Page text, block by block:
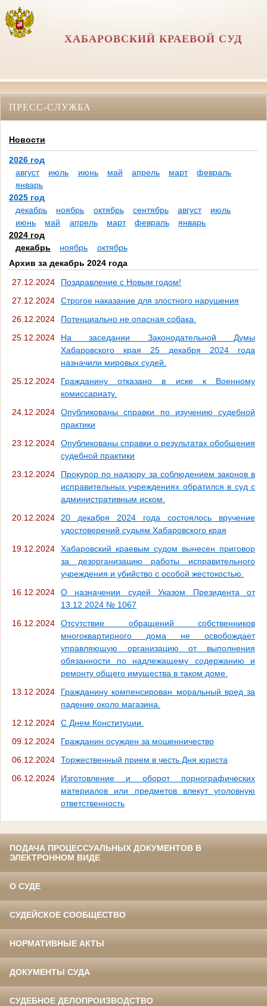
ХАБАРОВСКИЙ КРАЕВОЙ СУД
ПРЕСС-СЛУЖБА
Новости
2026 год
август
июль июнь май апрель март
февраль
январь
2025 год
декабрь
ноябрь октябрь сентябрь август
июль
июнь
май апрель март февраль
январь
2024 год
декабрь
ноябрь
октябрь
Архив за декабрь 2024 года
27.12.2024
Поздравление с Новым годом!
27.12.2024
Строгое наказание для злостного нарушения
26.12.2024
Потенциально не опасная собака.
25.12.2024
На заседании Законодательной Думы
Хабаровского края 25 декабря 2024 года
назначили мировых судей.
25.12.2024
Гражданину отказано в иске к Военному
комиссариату.
24.12.2024
Опубликованы справки по изучению судебной
практики
23.12.2024
Опубликованы справки о результатах обобщения
судебной практики
23.12.2024
Прокурор по надзору за соблюдением законов в
исправительных учреждениях обратился в суд с
административным иском.
20.12.2024
20 декабря 2024 года состоялось вручение
удостоверений судьям Хабаровского края
19.12.2024
Хабаровский краевым судом вынесен приговор
за дезорганизацию работы исправительного
учреждения и убийство с особой жестокостью.
16.12.2024
О назначении судей Указом Президента от
13.12.2024 № 1067
16.12.2024
Отсутствие обращений собственников
многоквартирного дома не освобождает
управляющую организацию от выполнения
обязанности по надлежащему содержанию и
ремонту общего имущества в таком доме.
13.12.2024
Гражданину компенсирован моральный вред за
падение около магазина.
12.12.2024
С Днем Конституции.
09.12.2024
Гражданин осужден за мошенничество
06.12.2024
Торжественный прием в честь Дня юриста
06.12.2024
Изготовление и оборот порнографических
материалов или предметов влекут уголовную
ответственность
ПОДАЧА ПРОЦЕССУАЛЬНЫХ ДОКУМЕНТОВ В
ЭЛЕКТРОННОМ ВИДЕ
О СУДЕ
СУДЕЙСКОЕ СООБЩЕСТВО
НОРМАТИВНЫЕ АКТЫ
ДОКУМЕНТЫ СУДА
СУДЕБНОЕ ДЕЛОПРОИЗВОДСТВО